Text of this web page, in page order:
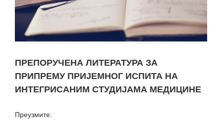
ПРЕПОРУЧЕНА ЛИТЕРАТУРА ЗА
ПРИПРЕМУ ПРИЈЕМНОГ ИСПИТА НА
ИНТЕГРИСАНИМ СТУДИЈАМА МЕДИЦИНЕ
Преузмите: